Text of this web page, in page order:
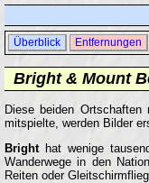
Überblick Entfernungen
Bright & Mount
Diese beiden Ortschaften
mitspielte, werden Bilder
Bright hat wenige
Wanderwege in den
Reiten oder